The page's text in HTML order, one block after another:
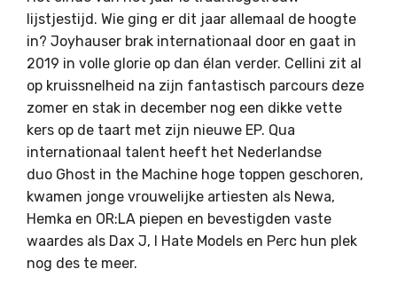
lijstjestijd. Wie ging er dit jaar allemaal de hoogte
in? Joyhauser brak internationaal door en gaat in
2019 in volle glorie op dan élan verder. Cellini zit al
op kruissnelheid na zijn fantastisch parcours deze
zomer en stak in december nog een dikke vette
kers op de taart met zijn nieuwe EP. Qua
internationaal talent heeft het Nederlandse
duo Ghost in the Machine hoge toppen geschoren,
kwamen jonge vrouwelijke artiesten als Newa,
Hemka en OR:LA piepen en bevestigden vaste
waardes als Dax J, I Hate Models en Perc hun plek
nog des te meer.